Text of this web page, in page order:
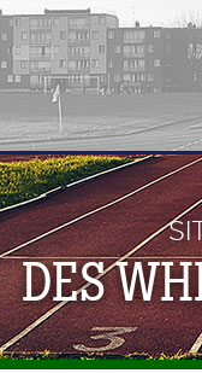
DES